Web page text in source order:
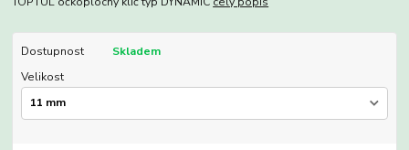
Dostupnost
Skladem
Velikost